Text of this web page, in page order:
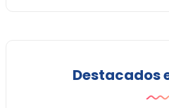
Destacados